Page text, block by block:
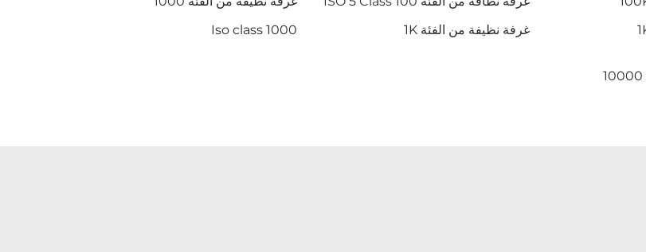
غرفة نظيفة من الفئة 1K Iso class 1000